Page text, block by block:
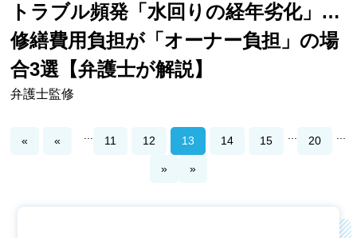
トラブル頻発「水回りの経年劣化」…
修繕費用負担が「オーナー負担」の場
合3選【弁護士が解説】
弁護士監修
« « 11 12 13 14 15 20
» »